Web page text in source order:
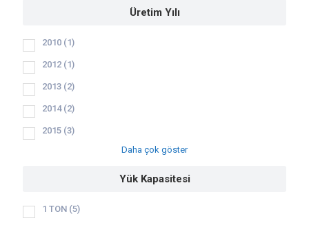
Üretim Yılı
2010 (1)
2012 (1)
2013 (2)
2014 (2)
2015 (3)
Daha çok göster
Yük Kapasitesi
1 TON (5)